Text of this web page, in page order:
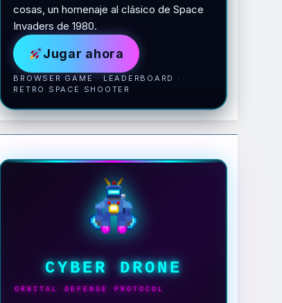
cosas, un homenaje al clásico de Space
Invaders de 1980.
Jugar ahora
BROWSER GAME · LEADERBOARD ·
RETRO SPACE SHOOTER
CYBER DRONE
ORBITAL DEFENSE PROTOCOL